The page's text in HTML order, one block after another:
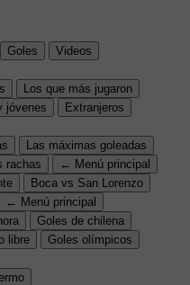
Goles
Videos
Los que más jugaron
jóvenes
Extranjeros
Las máximas goleadas
rachas
← Menú principal
Boca vs San Lorenzo
← Menú principal
Goles de chilena
libre
Goles olímpicos